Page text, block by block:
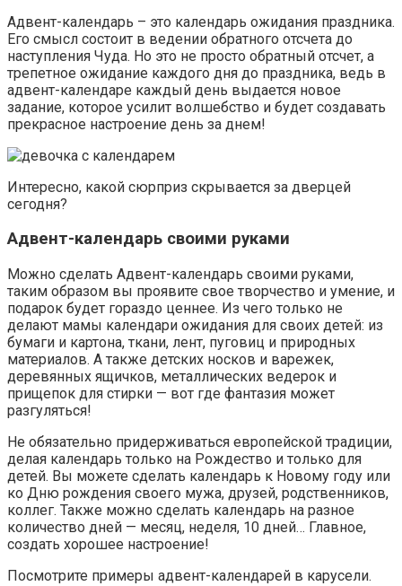
Адвент-календарь – это календарь ожидания праздника.
Его смысл состоит в ведении обратного отсчета до
наступления Чуда. Но это не просто обратный отсчет, а
трепетное ожидание каждого дня до праздника, ведь в
адвент-календаре каждый день выдается новое
задание, которое усилит волшебство и будет создавать
прекрасное настроение день за днем!
Интересно, какой сюрприз скрывается за дверцей
сегодня?
Адвент-календарь своими руками
Можно сделать Адвент-календарь своими руками,
таким образом вы проявите свое творчество и умение, и
подарок будет гораздо ценнее. Из чего только не
делают мамы календари ожидания для своих детей: из
бумаги и картона, ткани, лент, пуговиц и природных
материалов. А также детских носков и варежек,
деревянных ящичков, металлических ведерок и
прищепок для стирки — вот где фантазия может
разгуляться!
Не обязательно придерживаться европейской традиции,
делая календарь только на Рождество и только для
детей. Вы можете сделать календарь к Новому году или
ко Дню рождения своего мужа, друзей, родственников,
коллег. Также можно сделать календарь на разное
количество дней — месяц, неделя, 10 дней… Главное,
создать хорошее настроение!
Посмотрите примеры адвент-календарей в карусели.